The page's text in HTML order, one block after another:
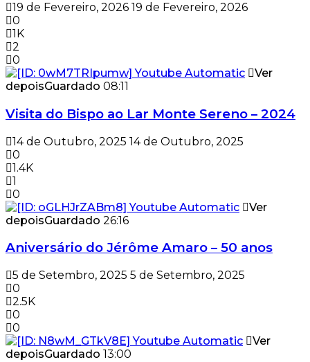
19 de Fevereiro, 2026 19 de Fevereiro, 2026
0
1K
2
0
Ver
depoisGuardado 08:11
Visita do Bispo ao Lar Monte Sereno – 2024
14 de Outubro, 2025 14 de Outubro, 2025
0
1.4K
1
0
Ver
depoisGuardado 26:16
Aniversário do Jérôme Amaro – 50 anos
5 de Setembro, 2025 5 de Setembro, 2025
0
2.5K
0
0
Ver
depoisGuardado 13:00